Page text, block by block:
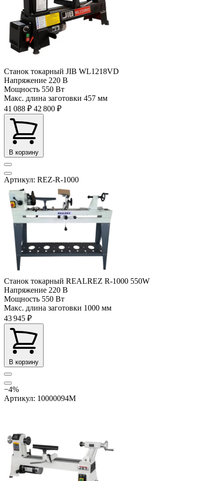
Станок токарный JIB WL1218VD
Напряжение 220 В
Мощность 550 Вт
Макс. длина заготовки 457 мм
41 088 ₽ 42 800 ₽
В корзину
Артикул: REZ-R-1000
Станок токарный REALREZ R-1000 550W
Напряжение 220 В
Мощность 550 Вт
Макс. длина заготовки 1000 мм
43 945 ₽
В корзину
−4%
Артикул: 10000094M